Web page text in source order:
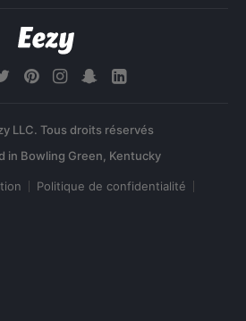
LLC. Tous droits réservés
Politique de confidentialité